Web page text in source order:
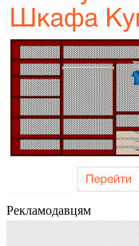
Рекламодавцям